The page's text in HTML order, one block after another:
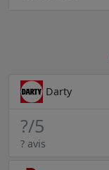
Darty
?/5
? avis